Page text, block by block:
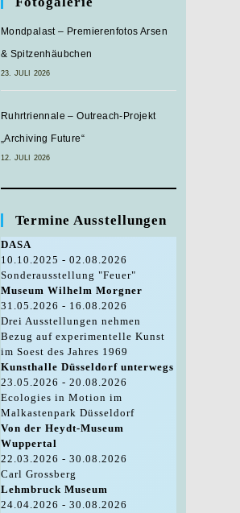
Mondpalast – Premierenfotos Arsen
& Spitzenhäubchen
23. JULI 2026
Ruhrtriennale – Outreach-Projekt
„Archiving Future“
12. JULI 2026
Termine Ausstellungen
DASA
10.10.2025 - 02.08.2026
Sonderausstellung "Feuer"
Museum Wilhelm Morgner
31.05.2026 - 16.08.2026
Drei Ausstellungen nehmen
Bezug auf experimentelle Kunst
im Soest des Jahres 1969
Kunsthalle Düsseldorf unterwegs
23.05.2026 - 20.08.2026
Ecologies in Motion im
Malkastenpark Düsseldorf
Von der Heydt-Museum
Wuppertal
22.03.2026 - 30.08.2026
Carl Grossberg
Lehmbruck Museum
24.04.2026 - 30.08.2026